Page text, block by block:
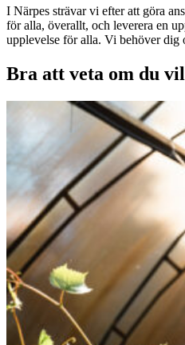
I Närpes strävar vi efter att göra
för alla, överallt, och leverera en
upplevelse för alla. Vi behöver dig
Bra att veta om du